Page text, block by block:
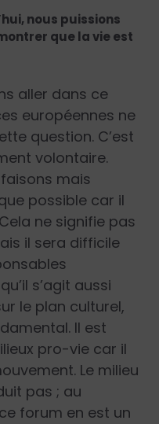
nous puissions
que la vie est
aller dans ce
européennes ne
question. C’est
volontaire.
mais
possible car il
ne signifie pas
il sera difficile
s’agit aussi
le plan culturel,
Il est
pro-vie car il
Le milieu
pas ; au
forum en est un